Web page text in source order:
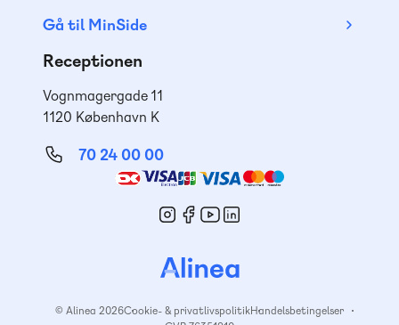
Gå til MinSide
Receptionen
Vognmagergade 11
1120 København K
70 24 00 00
© Alinea 2026Cookie- & privatlivspolitikHandelsbetingelser